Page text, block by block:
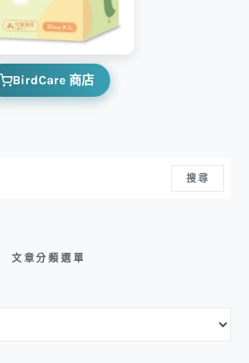
BirdCare 商店
搜尋
文章分類選單